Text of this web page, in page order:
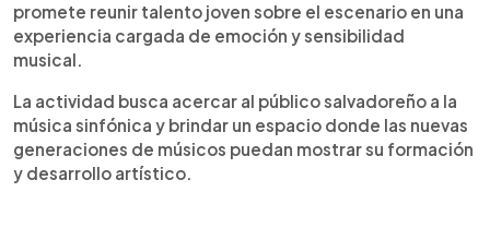
promete reunir talento joven sobre el escenario en una
experiencia cargada de emoción y sensibilidad
musical.
La actividad busca acercar al público salvadoreño a la
música sinfónica y brindar un espacio donde las nuevas
generaciones de músicos puedan mostrar su formación
y desarrollo artístico.